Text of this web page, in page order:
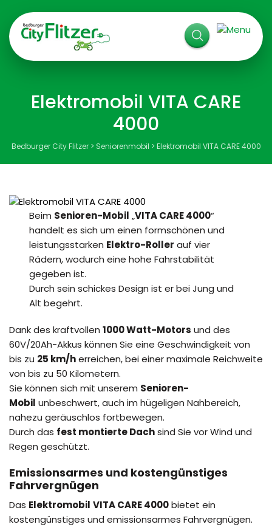
Elektromobil VITA CARE
4000
Bedburger City Flitzer> Seniorenmobil > Elektromobil VITA CARE 4000
Beim Senioren-Mobil „VITA CARE 4000“
handelt es sich um einen formschönen und
leistungsstarken Elektro-Roller auf vier
Rädern, wodurch eine hohe Fahrstabilität
gegeben ist.
Durch sein schickes Design ist er bei Jung und
Alt begehrt.
Dank des kraftvollen 1000 Watt-Motors und des
60V/20Ah-Akkus können Sie eine Geschwindigkeit von
bis zu 25 km/herreichen, bei einer maximale Reichweite
von bis zu 50 Kilometern.
Sie können sich mit unserem Senioren-
Mobil unbeschwert, auch im hügeligen Nahbereich,
nahezu geräuschlos fortbewegen.
Durch das fest montierte Dachsind Sie vor Wind und
Regen geschützt.
Emissionsarmes und kostengünstiges
Fahrvergnügen
Das Elektromobil VITA CARE 4000bietet ein
kostengünstiges und emissionsarmes Fahrvergnügen.
E-Scooter
E-Chopper
E-Kabinenroller
Seniorenmobile